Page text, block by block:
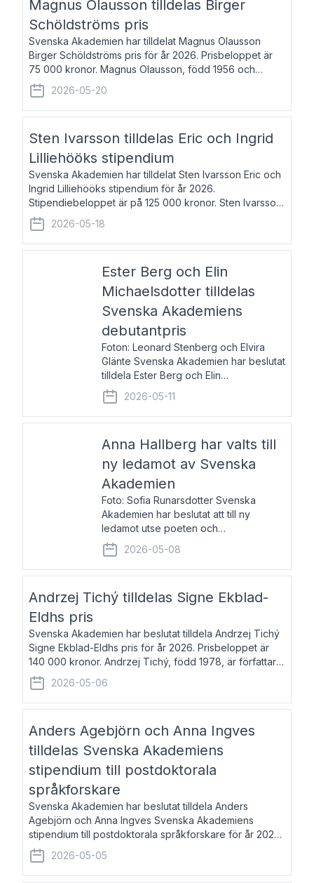
Magnus Olausson tilldelas Birger
Schöldströms pris
Svenska Akademien har tilldelat Magnus Olausson
Birger Schöldströms pris för år 2026. Prisbeloppet är
75 000 kronor. Magnus Olausson, född 1956 och
bosatt i Stockholm, är konstvetare, museiman och
hovman. Han disputerade 1993 vid Uppsala un
2026-05-20
Sten Ivarsson tilldelas Eric och Ingrid
Lilliehööks stipendium
Svenska Akademien har tilldelat Sten Ivarsson Eric och
Ingrid Lilliehööks stipendium för år 2026.
Stipendiebeloppet är på 125 000 kronor. Sten Ivarsson,
född 1979, är mediateksamordnare vid
Söderslättsgymnasiet i Trelleborg. Här har han på
2026-05-18
Ester Berg och Elin
Michaelsdotter tilldelas
Svenska Akademiens
debutantpris
Foton: Leonard Stenberg och Elvira
Glänte Svenska Akademien har beslutat
tilldela Ester Berg och Elin
Michaelsdotter Svenska Akademiens
debutantpris för år 2026. Priset är
nyinstiftat och syftar till att lyfta fram
2026-05-11
Anna Hallberg har valts till
ny ledamot av Svenska
Akademien
Foto: Sofia Runarsdotter Svenska
Akademien har beslutat att till ny
ledamot utse poeten och
litteraturkritikern Anna Hallberg. Hon
efterträder poeten Tua Forsström på
stol 18 och kommer att ta sitt inträde vid
2026-05-08
Andrzej Tichý tilldelas Signe Ekblad-
Eldhs pris
Svenska Akademien har beslutat tilldela Andrzej Tichý
Signe Ekblad-Eldhs pris för år 2026. Prisbeloppet är
140 000 kronor. Andrzej Tichý, född 1978, är författare
och kulturskribent. Han debuterade 2005 med den
lovordade romanen Sex liter l
2026-05-06
Anders Agebjörn och Anna Ingves
tilldelas Svenska Akademiens
stipendium till postdoktorala
språkforskare
Svenska Akademien har beslutat tilldela Anders
Agebjörn och Anna Ingves Svenska Akademiens
stipendium till postdoktorala språkforskare för år 2026.
Stipendiebeloppet är 75 000 kronor per mottagare.
Anders Agebjörn, född 1984, är universitet
2026-05-05